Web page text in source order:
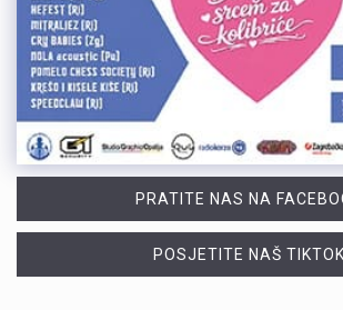
PRATITE NAS NA
POSJETITE NAŠ TIKTOK